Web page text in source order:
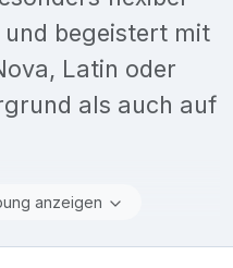
begeistert mit
Latin oder
als auch auf
anzeigen